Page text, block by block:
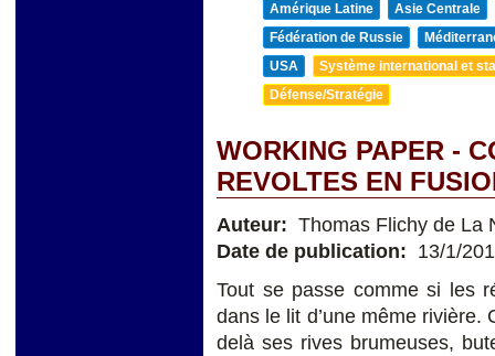
Amérique Latine
Asie Centrale
Fédération de Russie
USA
Système international et
Défense/Stratégie
WORKING PAPER -
REVOLTES EN
Auteur: Thomas Flichy de La
Date de publication: 13/1/
Tout se passe comme si les
dans le lit d’une même rivière.
delà ses rives brumeuses,